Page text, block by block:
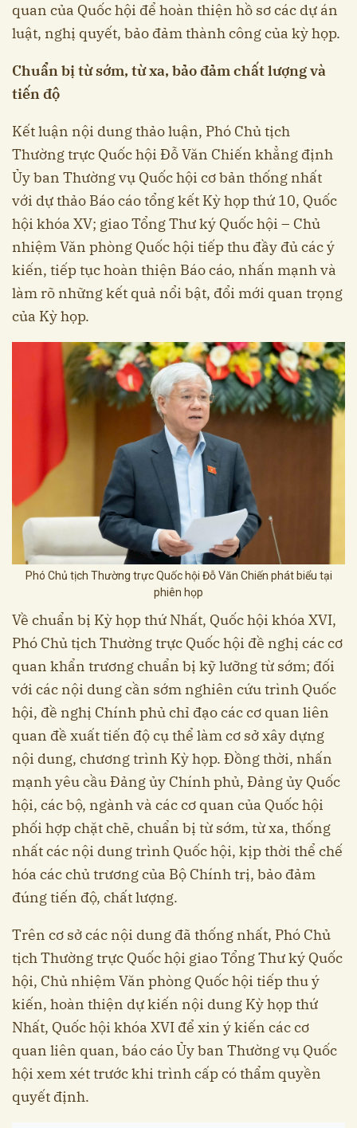
quan của Quốc hội để hoàn thiện hồ sơ các dự án
luật, nghị quyết, bảo đảm thành công của kỳ họp.
Chuẩn bị từ sớm, từ xa, bảo đảm chất lượng và
tiến độ
Kết luận nội dung thảo luận, Phó Chủ tịch
Thường trực Quốc hội Đỗ Văn Chiến khẳng định
Ủy ban Thường vụ Quốc hội cơ bản thống nhất
với dự thảo Báo cáo tổng kết Kỳ họp thứ 10, Quốc
hội khóa XV; giao Tổng Thư ký Quốc hội – Chủ
nhiệm Văn phòng Quốc hội tiếp thu đầy đủ các ý
kiến, tiếp tục hoàn thiện Báo cáo, nhấn mạnh và
làm rõ những kết quả nổi bật, đổi mới quan trọng
của Kỳ họp.
Phó Chủ tịch Thường trực Quốc hội Đỗ Văn Chiến phát biểu tại
phiên họp
Về chuẩn bị Kỳ họp thứ Nhất, Quốc hội khóa XVI,
Phó Chủ tịch Thường trực Quốc hội đề nghị các cơ
quan khẩn trương chuẩn bị kỹ lưỡng từ sớm; đối
với các nội dung cần sớm nghiên cứu trình Quốc
hội, đề nghị Chính phủ chỉ đạo các cơ quan liên
quan đề xuất tiến độ cụ thể làm cơ sở xây dựng
nội dung, chương trình Kỳ họp. Đồng thời, nhấn
mạnh yêu cầu Đảng ủy Chính phủ, Đảng ủy Quốc
hội, các bộ, ngành và các cơ quan của Quốc hội
phối hợp chặt chẽ, chuẩn bị từ sớm, từ xa, thống
nhất các nội dung trình Quốc hội, kịp thời thể chế
hóa các chủ trương của Bộ Chính trị, bảo đảm
đúng tiến độ, chất lượng.
Trên cơ sở các nội dung đã thống nhất, Phó Chủ
tịch Thường trực Quốc hội giao Tổng Thư ký Quốc
hội, Chủ nhiệm Văn phòng Quốc hội tiếp thu ý
kiến, hoàn thiện dự kiến nội dung Kỳ họp thứ
Nhất, Quốc hội khóa XVI để xin ý kiến các cơ
quan liên quan, báo cáo Ủy ban Thường vụ Quốc
hội xem xét trước khi trình cấp có thẩm quyền
quyết định.